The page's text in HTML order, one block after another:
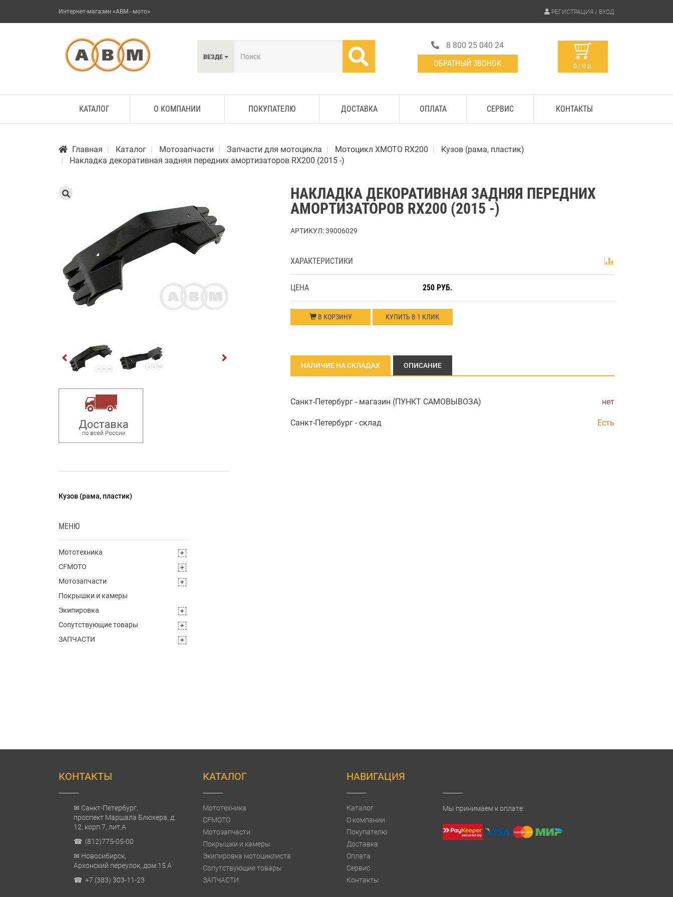
Интернет-магазин «АВМ - мото» РЕГИСТРАЦИЯ / ВХОД
ВЕЗДЕ
8 800 25 040 24
ОБРАТНЫЙ ЗВОНОК
0 / 0 р.
КАТАЛОГ О КОМПАНИИ ПОКУПАТЕЛЮ ДОСТАВКА ОПЛАТА СЕРВИС КОНТАКТЫ
Главная Каталог Мотозапчасти Запчасти для мотоцикла Мотоцикл XMOTO RX200
Кузов (рама, пластик)
Накладка декоративная задняя передних амортизаторов RX200 (2015 -)
Кузов (рама, пластик)
МЕНЮ
Мототехника
CFMOTO
Мотозапчасти
Покрышки и камеры
Экипировка
Сопутствующие товары
ЗАПЧАСТИ
НАКЛАДКА ДЕКОРАТИВНАЯ ЗАДНЯЯ ПЕРЕДНИХ
АМОРТИЗАТОРОВ RX200 (2015 -)
АРТИКУЛ:39006029
ХАРАКТЕРИСТИКИ
ЦЕНА 250 РУБ.
В КОРЗИНУ КУПИТЬ В 1 КЛИК
НАЛИЧИЕ НА СКЛАДАХ ОПИСАНИЕ
Санкт-Петербург - магазин (ПУНКТ САМОВЫВОЗА) нет
Санкт-Петербург - склад Есть
КОНТАКТЫ
✉ Санкт-Петербург,
проспект Маршала Блюхера, д.
12, корп.7, лит.А
☎ (812)775-05-00
✉ Новосибирск,
Архонский переулок, дом 15 А
☎ +7 (383) 303-11-23
КАТАЛОГ
Мототехника
CFMOTO
Мотозапчасти
Покрышки и камеры
Экипировка мотоциклиста
Сопутствующие товары
ЗАПЧАСТИ
НАВИГАЦИЯ
Каталог
О компании
Покупателю
Доставка
Оплата
Сервис
Контакты
Мы принимаем к оплате: